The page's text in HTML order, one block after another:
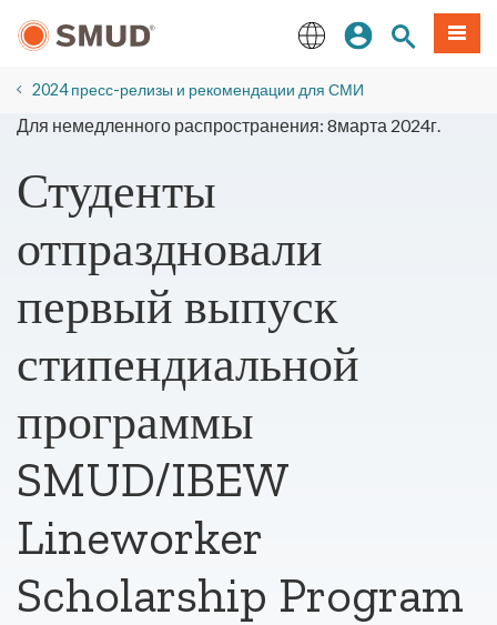
содержанию
входПоиск по
Меню
2024 пресс-релизы и рекомендации для СМИ
Для немедленного распространения: 8марта 2024г.
Студенты
отпраздновали
первый выпуск
стипендиальной
программы
SMUD/IBEW
Lineworker
Scholarship Program